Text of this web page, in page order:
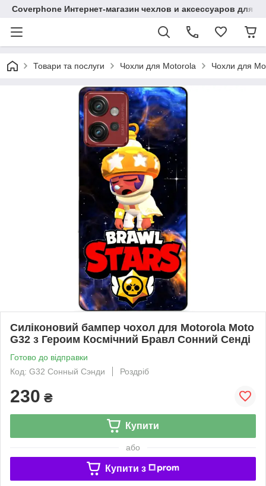
Coverphone Интернет-магазин чехлов и аксессуаров для
Товари та послуги Чохли для Motorola Чохли для
Силіконовий бампер чохол для Motorola Moto
G32 з Героим Космічний Бравл Сонний Сенді
Готово до відправки
Код: G32 Сонный Сэнди
Роздріб
230 ₴
Купити
або
Купити з